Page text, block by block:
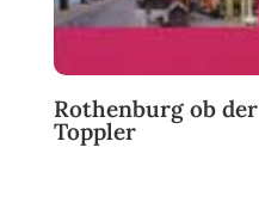
Rothenburg ob
Toppler